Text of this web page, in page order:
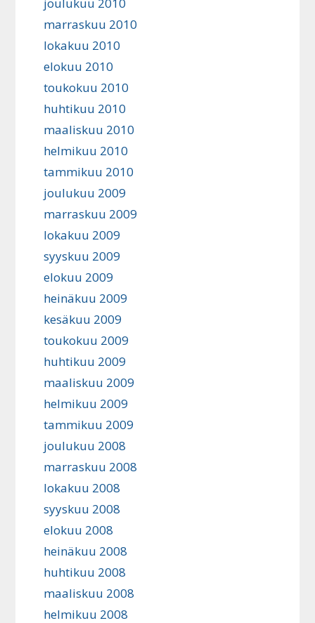
marraskuu 2010
lokakuu 2010
elokuu 2010
toukokuu 2010
huhtikuu 2010
maaliskuu 2010
helmikuu 2010
tammikuu 2010
joulukuu 2009
marraskuu 2009
lokakuu 2009
syyskuu 2009
elokuu 2009
heinäkuu 2009
kesäkuu 2009
toukokuu 2009
huhtikuu 2009
maaliskuu 2009
helmikuu 2009
tammikuu 2009
joulukuu 2008
marraskuu 2008
lokakuu 2008
syyskuu 2008
elokuu 2008
heinäkuu 2008
huhtikuu 2008
maaliskuu 2008
helmikuu 2008